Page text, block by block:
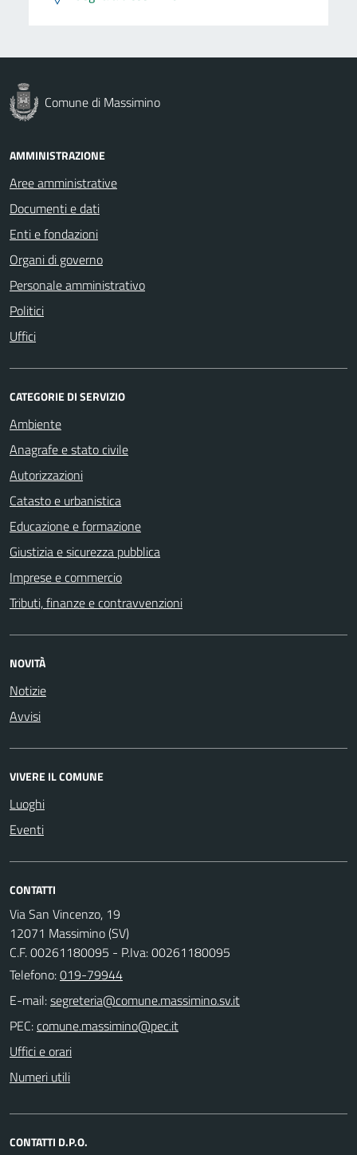
Comune di Massimino
AMMINISTRAZIONE
Aree amministrative
Documenti e dati
Enti e fondazioni
Organi di governo
Personale amministrativo
Politici
Uffici
CATEGORIE DI SERVIZIO
Ambiente
Anagrafe e stato civile
Autorizzazioni
Catasto e urbanistica
Educazione e formazione
Giustizia e sicurezza pubblica
Imprese e commercio
Tributi, finanze e contravvenzioni
NOVITÀ
Notizie
Avvisi
VIVERE IL COMUNE
Luoghi
Eventi
CONTATTI
Via San Vincenzo, 19
12071 Massimino (SV)
C.F. 00261180095 - P.Iva: 00261180095
Telefono:019-79944
E-mail:
PEC:
Uffici e orari
Numeri utili
CONTATTI D.P.O.